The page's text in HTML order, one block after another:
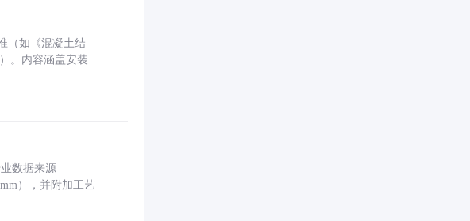
（如《混凝土结
。内容涵盖安装
数据来源
），并附加工艺